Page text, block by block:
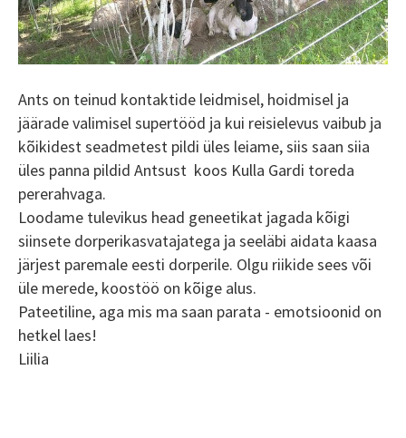
Ants on teinud kontaktide leidmisel, hoidmisel ja
jäärade valimisel supertööd ja kui reisielevus vaibub ja
kõikidest seadmetest pildi üles leiame, siis saan siia
üles panna pildid Antsust koos Kulla Gardi toreda
pererahvaga.
Loodame tulevikus head geneetikat jagada kõigi
siinsete dorperikasvatajatega ja seeläbi aidata kaasa
järjest paremale eesti dorperile. Olgu riikide sees või
üle merede, koostöö on kõige alus.
Pateetiline, aga mis ma saan parata - emotsioonid on
hetkel laes!
Liilia